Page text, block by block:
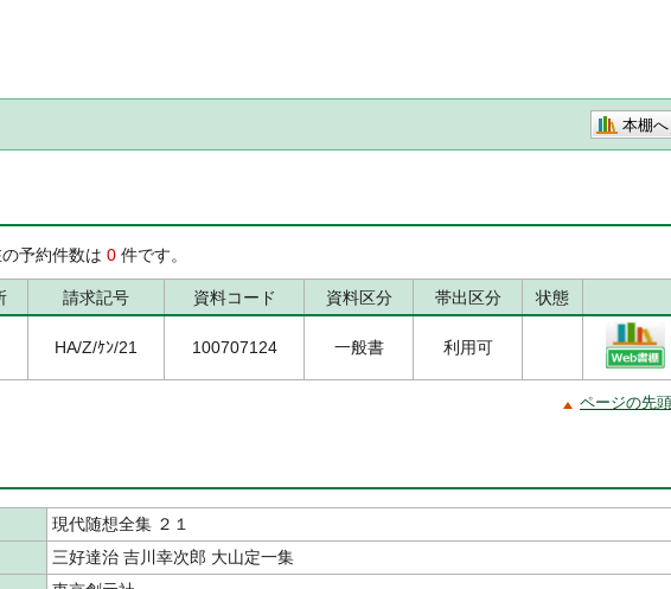
本棚へ
予約件数は 0 件です。
請求記号 資料コード 資料区分 帯出区分 状態
HA/Z/ｹﾝ/21 100707124 一般書 利用可
ページの先
現代随想全集 ２１
三好達治 吉川幸次郎 大山定一集